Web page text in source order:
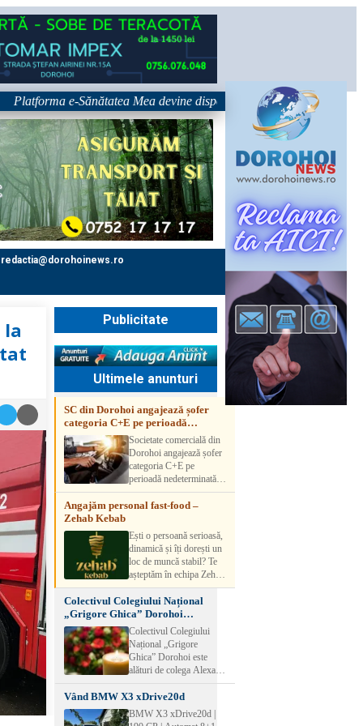
e-Sănătatea Mea devine disponibilă pe 1 septembrie:
redactia@dorohoinews.ro
Publicitate
Ultimele anunturi
SC din Dorohoi angajează șofer
categoria C+E pe perioadă
nedeterminatăSocietate comercială din
Dorohoi angajează șofer
categoria C+E pe
perioadă nedeterminată.
Candidatul trebuie să
aibă experiență și atestat
detalii, vă rog să sunați la
numărul de telefon.
Angajăm personal fast-food –
Zehab Kebab
Ești o persoană serioasă,
dinamică și îți dorești un
loc de muncă stabil? Te
așteptăm în echipa Zehab
Kebab! Posturi
disponibile: -
SHAORMAR AJUTOR
BUCATAR 2/posturi -
LUCRATOR
COMERCIAL
VANZATOR /2 posturi
muncă Program flexibil
Salariu motivant, în
funcție de experienț
Colectivul Colegiului Național
„Grigore Ghica” Dorohoi
transmite sincere condoleanțe
Colectivul Colegiului
Național „Grigore
Ghica” Dorohoi este
alături de colega Alexa
Lăcrămioara la trecerea în
neființă a soțului și
transmite sincere
condoleanțe familiei.
Vând BMW X3 xDrive20d
BMW X3 xDrive20d |